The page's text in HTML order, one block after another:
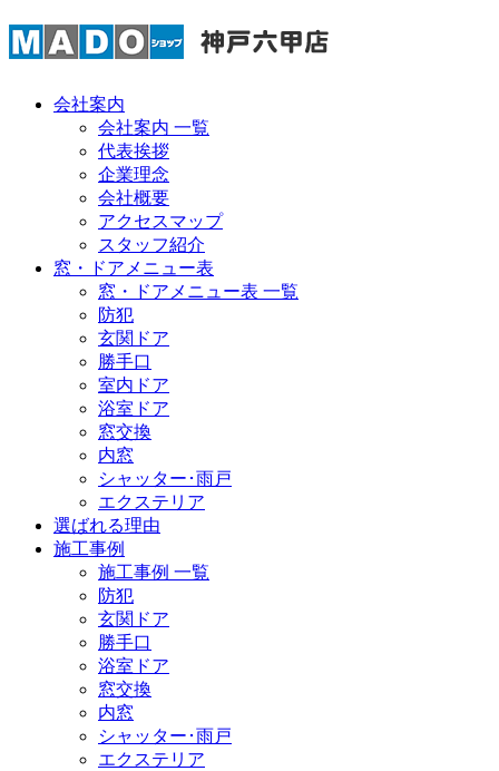
会社案内
会社案内 一覧
代表挨拶
企業理念
会社概要
アクセスマップ
スタッフ紹介
窓・ドアメニュー表
窓・ドアメニュー表 一覧
防犯
玄関ドア
勝手口
室内ドア
浴室ドア
窓交換
内窓
シャッター･雨戸
エクステリア
選ばれる理由
施工事例
施工事例 一覧
防犯
玄関ドア
勝手口
浴室ドア
窓交換
内窓
シャッター･雨戸
エクステリア